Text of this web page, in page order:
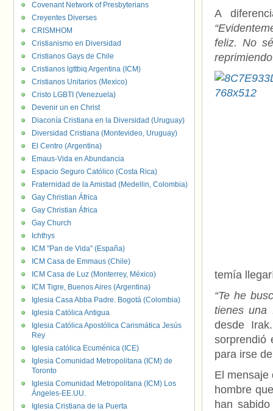
A
feliz. No
temía
“Te he
tienes una
desde
sorprendió
para irse
El mensaje
hombre
han
Covenant Network of Presbyterians
Creyentes Diverses
CRISMHOM
Cristianismo en Diversidad
Cristianos Gays de Chile
Cristianos lgttbiq Argentina (ICM)
Cristianos Unitarios (Mexico)
Cristo LGBTI (Venezuela)
Devenir un en Christ
Diaconía Cristiana en la Diversidad (Uruguay)
Diversidad Cristiana (Montevideo, Uruguay)
El Centro (Argentina)
Emaus-Vida en Abundancia
Espacio Seguro Católico (Costa Rica)
Fraternidad de la Amistad (Medellin, Colombia)
Gay Christian África
Gay Christian África
Gay Church
Ichthys
ICM "Pan de Vida" (España)
ICM Casa de Emmaus (Chile)
ICM Casa de Luz (Monterrey, México)
ICM Tigre, Buenos Aires (Argentina)
Iglesia Casa Abba Padre. Bogotá (Colombia)
Iglesia Católica Antigua
Iglesia Católica Apostólica Carismática Jesús
Rey
Iglesia católica Ecuménica (ICE)
Iglesia Comunidad Metropolitana (ICM) de
Toronto
Iglesia Comunidad Metropolitana (ICM) Los
Ángeles-EE.UU.
Iglesia Cristiana de la Puerta